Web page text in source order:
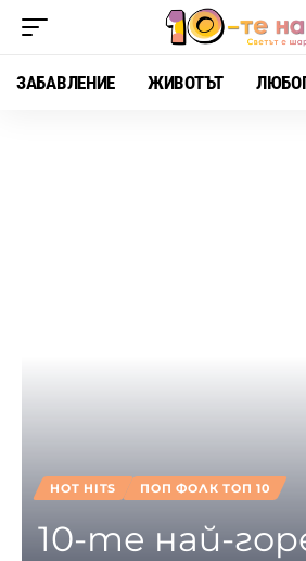
ЗАБАВЛЕНИЕ ЖИВОТЪТ
HOT HITS ПОП ФОЛК ТОП 10
10-те най-